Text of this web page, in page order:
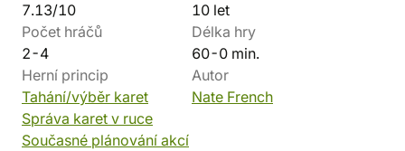
7.13/10
10 let
Počet hráčů
2-4
Délka hry
60-0 min.
Herní princip
Tahání/výběr karet
Správa karet v ruce
Současné plánování akcí
Autor
Nate French